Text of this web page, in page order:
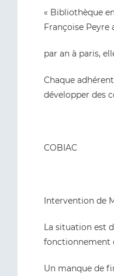
« Bibliothèque
Françoise Peyre
par an à paris,
Chaque
développer des
COBIAC
Intervention de
La situation est
fonctionnement
Un manque de